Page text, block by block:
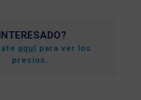
aquí para ver los
precios.